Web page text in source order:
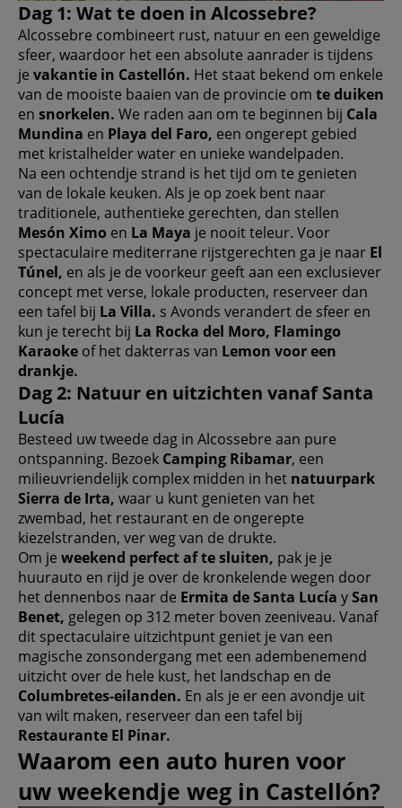
Dag 1: Wat te doen in Alcossebre?
Alcossebre combineert rust, natuur en een geweldige
sfeer, waardoor het een absolute aanrader is tijdens
je vakantie in Castellón. Het staat bekend om enkele
van de mooiste baaien van de provincie om te duiken
en snorkelen. We raden aan om te beginnen bij Cala
Mundina en Playa del Faro, een ongerept gebied
met kristalhelder water en unieke wandelpaden.
Na een ochtendje strand is het tijd om te genieten
van de lokale keuken. Als je op zoek bent naar
traditionele, authentieke gerechten, dan stellen
Mesón Ximo en La Maya je nooit teleur. Voor
spectaculaire mediterrane rijstgerechten ga je naar El
Túnel, en als je de voorkeur geeft aan een exclusiever
concept met verse, lokale producten, reserveer dan
een tafel bij La Villa. s Avonds verandert de sfeer en
kun je terecht bij La Rocka del Moro, Flamingo
Karaoke of het dakterras van Lemon voor een
drankje.
Dag 2: Natuur en uitzichten vanaf Santa
Lucía
Besteed uw tweede dag in Alcossebre aan pure
ontspanning. Bezoek Camping Ribamar, een
milieuvriendelijk complex midden in het natuurpark
Sierra de Irta, waar u kunt genieten van het
zwembad, het restaurant en de ongerepte
kiezelstranden, ver weg van de drukte.
Om je weekend perfect af te sluiten, pak je je
huurauto en rijd je over de kronkelende wegen door
het dennenbos naar de Ermita de Santa Lucía ySan
Benet, gelegen op 312 meter boven zeeniveau. Vanaf
dit spectaculaire uitzichtpunt geniet je van een
magische zonsondergang met een adembenemend
uitzicht over de hele kust, het landschap en de
Columbretes-eilanden. En als je er een avondje uit
van wilt maken, reserveer dan een tafel bij
Restaurante El Pinar.
Waarom een ​​auto huren voor
uw weekendje weg in Castellón?